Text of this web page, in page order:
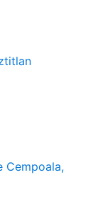
Cempoala,